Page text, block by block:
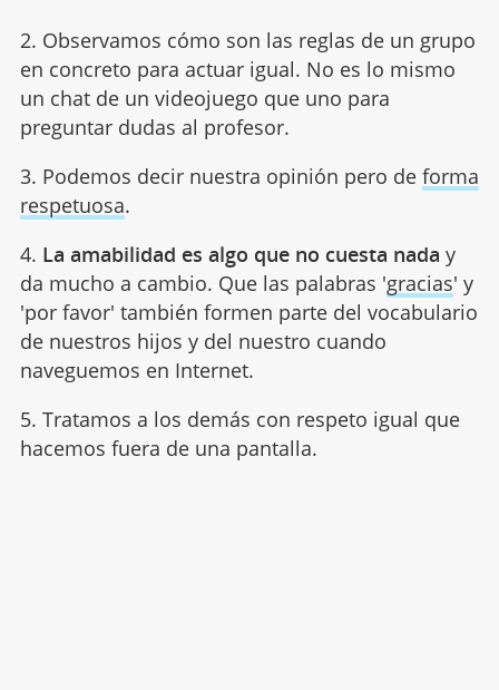
2. Observamos cómo son las reglas de un grupo
en concreto para actuar igual. No es lo mismo
un chat de un videojuego que uno para
preguntar dudas al profesor.
3. Podemos decir nuestra opinión pero de forma
respetuosa.
4. La amabilidad es algo que no cuesta nada y
da mucho a cambio. Que las palabras 'gracias' y
'por favor' también formen parte del vocabulario
de nuestros hijos y del nuestro cuando
naveguemos en Internet.
5. Tratamos a los demás con respeto igual que
hacemos fuera de una pantalla.